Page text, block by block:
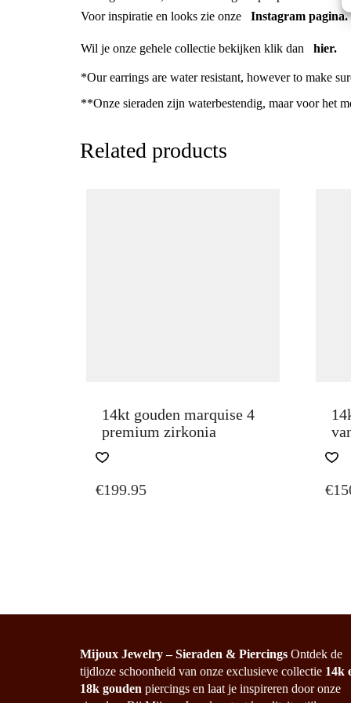
Voor inspiratie en looks zie onze
Instagram pagina.
Wil je onze gehele collectie bekijken klik dan hier.
*Our earrings are water resistant, however to make
**Onze sieraden zijn waterbestendig, maar voor het
Related products
14kt gouden marquise 4
premium zirkonia
€199.95 €
Mijoux Jewelry – Sieraden & Piercings Ontdek de
tijdloze schoonheid van onze exclusieve collectie 14k
18k gouden piercings en laat je inspireren door onze